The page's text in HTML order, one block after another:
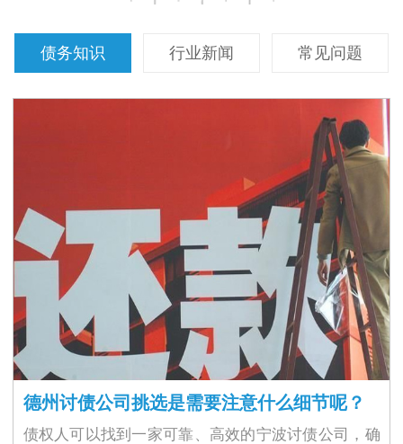
债务知识 行业新闻 常见问题
德州讨债公司挑选是需要注意什么细节呢？
债权人可以找到一家可靠、高效的宁波讨债公司，确